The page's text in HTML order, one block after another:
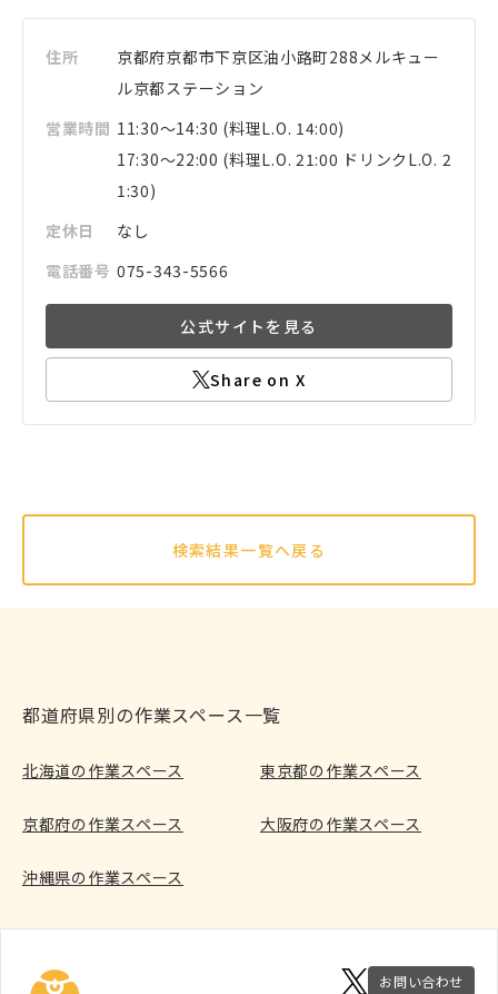
住所 京都府京都市下京区油小路町288 メルキュー
ル京都ステーション
営業時間 11:30～14:30 (料理L.O. 14:00)
17:30～22:00 (料理L.O. 21:00 ドリンクL.O. 2
1:30)
定休日
なし
電話番号 075-343-5566
公式サイトを見る
Share on X
検索結果一覧へ戻る
都道府県別の作業スペース一覧
北海道の作業スペース 東京都の作業スペース
京都府の作業スペース 大阪府の作業スペース
沖縄県の作業スペース
お問い合わせ